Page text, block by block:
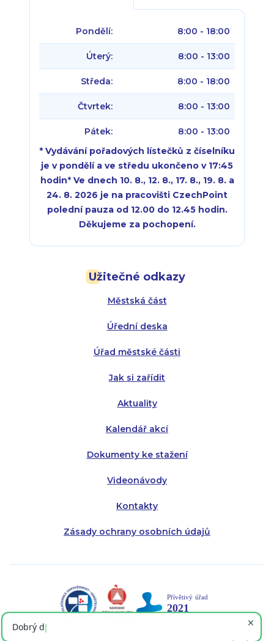
Užitečné odkazy
Městská část
Úřední deska
Úřad městské části
Jak si zařídit
Aktuality
Kalendář akcí
Dokumenty ke stažení
Videonávody
Kontakty
Zásady ochrany osobních údajů
Pondělí: 8:00 - 18:00
Úterý: 8:00 - 13:00
Středa: 8:00 - 18:00
Čtvrtek: 8:00 - 13:00
Pátek:
8:00 - 13:00
* Vydávání pořadových lístečků z číselníku
je v pondělí a ve středu ukončeno v 17:45
hodin* Ve dnech 10. 8., 12. 8., 17. 8., 19. 8. a
24. 8. 2026 je na pracovišti CzechPoint
polední pauza od 12.00 do 12.45 hodin.
Děkujeme za pochopení.
Úterý:
Čtvrtek:
Pátek:
Úterý:
Čtvrtek: